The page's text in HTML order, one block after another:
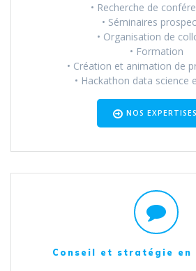
• Recherche de
• Séminaires
• Organisation de
• Formation
• Création et animation de
• Hackathon data science
NOS EXPERTISES
Conseil et stratégie en